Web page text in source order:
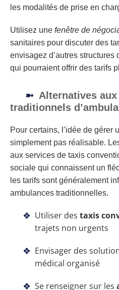
les modalités de prise en
Utilisez une fenêtre de
sanitaires pour discuter des
envisagez d’autres structures
qui pourraient offrir des tarifs
Alternatives
traditionnels
Pour certains, l’idée de gérer
simplement pas réalisable.
aux services de taxis
sociale qui connaissent un
les tarifs sont généralement
ambulances traditionnelles.
Utiliser des taxis
trajets non urgents
Envisager des
médical organisé
Se renseigner sur les